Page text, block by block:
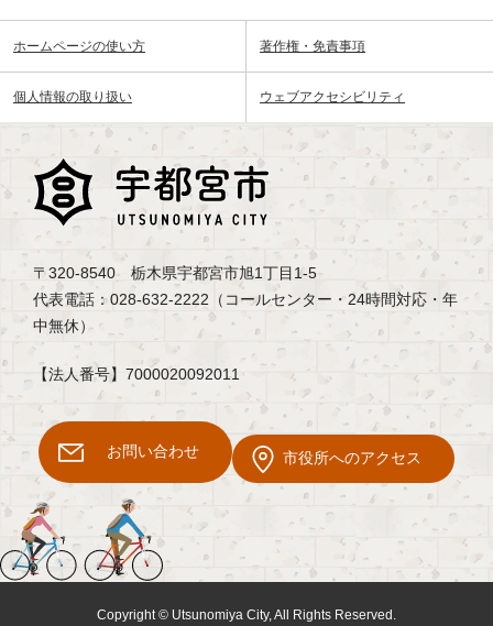
ホームページの使い方 著作権・免責事項
個人情報の取り扱い ウェブアクセシビリティ
〒320-8540 栃木県宇都宮市旭1丁目1-5
代表電話：028-632-2222（コールセンター・24時間対応・年
中無休）
【法人番号】7000020092011
お問い合わせ 市役所へのアクセス
Copyright © Utsunomiya City, All Rights Reserved.